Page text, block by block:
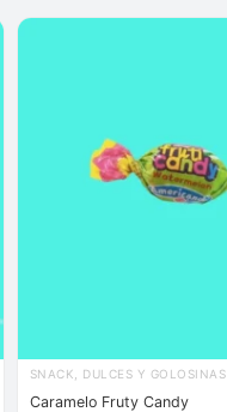
SNACK, DULCES Y GOLOSINAS
Caramelo Fruty Candy